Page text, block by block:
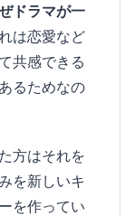
ドラマが一
は恋愛など
共感できる
るためなの
方はそれを
を新しいキ
を作ってい